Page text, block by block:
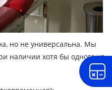
но не универсальна. Мы
наличии хотя бы одного из